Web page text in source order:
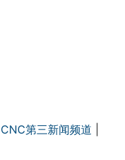
CNC第三新闻频道